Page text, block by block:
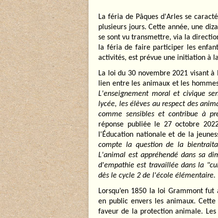
La féria de Pâques d'Arles se
plusieurs jours. Cette année, une
se sont vu transmettre, via la
la féria de faire participer les
activités, est prévue une initiation à
La loi du 30 novembre 2021 visant
lien entre les animaux et les
L'enseignement moral et civique
lycée, les élèves au respect des
comme sensibles et contribue à
réponse publiée le 27 octobre
l'Éducation nationale et de la
compte la question de la
L'animal est appréhendé dans sa
d'empathie est travaillée dans la
dès le cycle 2 de l'école élémentaire.
Lorsqu’en 1850 la loi Grammont
en public envers les animaux.
faveur de la protection animale.